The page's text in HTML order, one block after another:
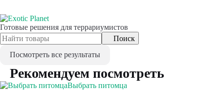
Готовые решения для террариумистов
Поиск
Посмотреть все результаты
Рекомендуем посмотреть
Выбрать питомца